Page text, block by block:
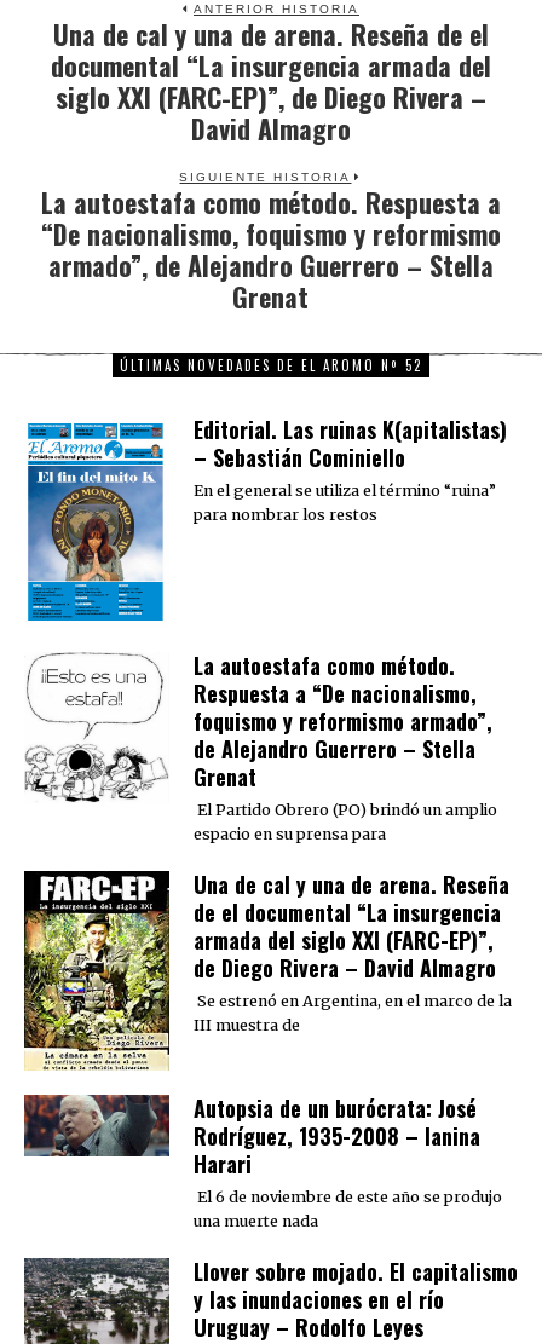
ANTERIOR HISTORIA
Previous
post:
Una de cal y una de arena. Reseña de el
documental “La insurgencia armada del
siglo XXI (FARC-EP)”, de Diego Rivera –
David Almagro
SIGUIENTE HISTORIA
Next
post:
La autoestafa como método. Respuesta a
“De nacionalismo, foquismo y reformismo
armado”, de Alejandro Guerrero – Stella
Grenat
ÚLTIMAS NOVEDADES DE EL AROMO Nº 52
Editorial. Las ruinas K(apitalistas)
– Sebastián Cominiello
En el general se utiliza el término “ruina”
para nombrar los restos
La autoestafa como método.
Respuesta a “De nacionalismo,
foquismo y reformismo armado”,
de Alejandro Guerrero – Stella
Grenat
El Partido Obrero (PO) brindó un amplio
espacio en su prensa para
Una de cal y una de arena. Reseña
de el documental “La insurgencia
armada del siglo XXI (FARC-EP)”,
de Diego Rivera – David Almagro
Se estrenó en Argentina, en el marco de la
III muestra de
Autopsia de un burócrata: José
Rodríguez, 1935-2008 – Ianina
Harari
El 6 de noviembre de este año se produjo
una muerte nada
Llover sobre mojado. El capitalismo
y las inundaciones en el río
Uruguay – Rodolfo Leyes